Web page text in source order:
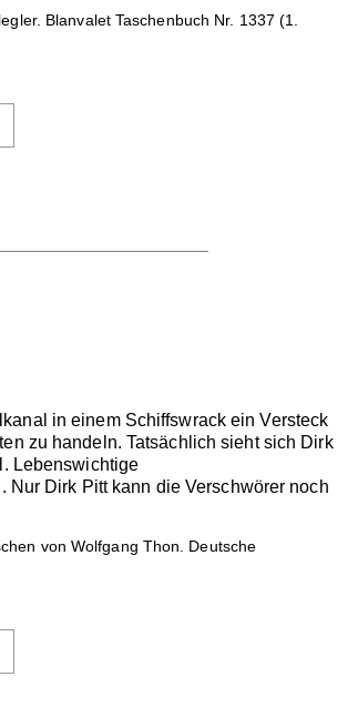
Blanvalet Taschenbuch Nr. 1337 (1.
in einem Schiffswrack ein Versteck
zu handeln. Tatsächlich sieht sich Dirk
Lebenswichtige
Nur Dirk Pitt kann die Verschwörer noch
von Wolfgang Thon. Deutsche